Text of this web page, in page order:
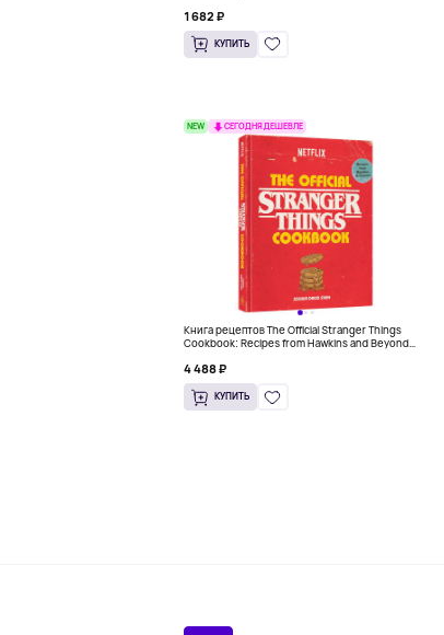
1 682 ₽
КУПИТЬ
NEW СЕГОДНЯ ДЕШЕВЛЕ
Книга рецептов The Official Stranger Things
Cookbook: Recipes from Hawkins and Beyond
4 488 ₽
КУПИТЬ